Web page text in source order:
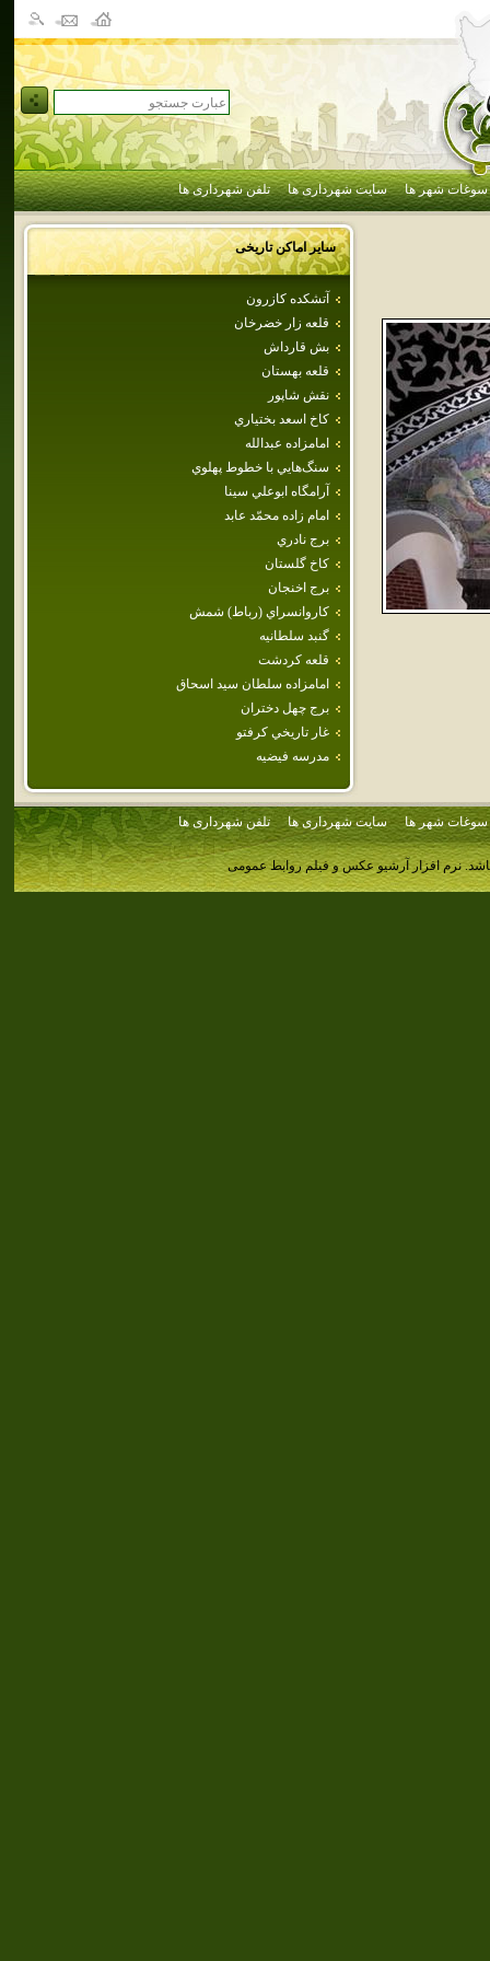
سوغات شهر ها سایت شهرداری ها تلفن شهرداری ها
سایر اماکن تاریخی
آتشكده كازرون
قلعه‌ زار خضرخان‌
بش قارداش
قلعه بهستان
نقش شاپور
كاخ اسعد بختياري
امامزاده‌ عبدالله
سنگ‌هايي‌ با خطوط‌ پهلوي‌
آرامگاه ابوعلي سينا
امام‌ زاده‌ محمّد عابد
برج نادري
كاخ گلستان
برج اخنجان
كاروانسراي (رباط) شمش
گنبد سلطانيه
قلعه كردشت
امامزاده‌ سلطان‌ سيد اسحاق‌
برج‌ چهل‌ دختران‌
غار تاريخي كرفتو
مدرسه‌ فيضيه‌
سوغات شهر ها سایت شهرداری ها تلفن شهرداری ها
نرم افزار آرشیو عکس و فیلم روابط عمومی